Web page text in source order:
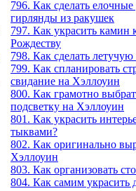
796. Как cделать
гирлянды из ракушек
797. Как украсить камин
Рождеству
798. Как сделать
799. Как спланировать
свидание на Хэллоуин
800. Как грамотно
подсветку на Хэллоуин
801. Как украсить
тыквами?
802. Как оригинально
Хэллоуин
803. Как организовать
804. Как самим украсить